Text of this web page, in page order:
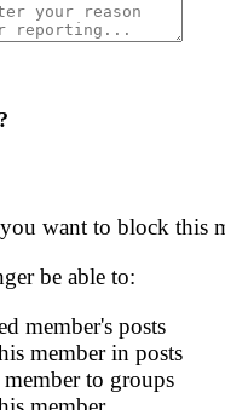
want to block this
be able to:
member's posts
member in posts
to groups